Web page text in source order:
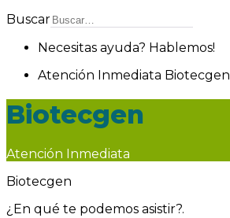
Buscar
Necesitas ayuda? Hablemos!
Atención Inmediata Biotecgen
Biotecgen
Atención Inmediata
Biotecgen
¿En qué te podemos asistir?.